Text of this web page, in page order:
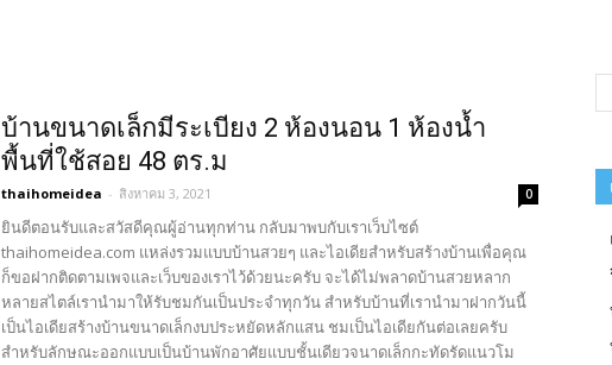
บ้านขนาดเล็กมีระเบียง 2 ห้องนอน 1 ห้องน้ำ
พื้นที่ใช้สอย 48 ตร.ม
thaihomeidea - สิงหาคม 3, 2021 0
ยินดีตอนรับและสวัสดีคุณผู้อ่านทุกท่าน กลับมาพบกับเราเว็บไซต์
thaihomeidea.com แหล่งรวมแบบบ้านสวยๆ และไอเดียสำหรับสร้างบ้านเพื่อคุณ
ก็ขอฝากติดตามเพจและเว็บของเราไว้ด้วยนะครับ จะได้ไม่พลาดบ้านสวยหลาก
หลายสไตล์เรานำมาให้รับชมกันเป็นประจำทุกวัน สำหรับบ้านที่เรานำมาฝากวันนี้
เป็นไอเดียสร้างบ้านขนาดเล็กงบประหยัดหลักแสน ชมเป็นไอเดียกันต่อเลยครับ
สำหรับลักษณะออกแบบเป็นบ้านพักอาศัยแบบชั้นเดียวจนาดเล็กกะทัดรัดแนวโม